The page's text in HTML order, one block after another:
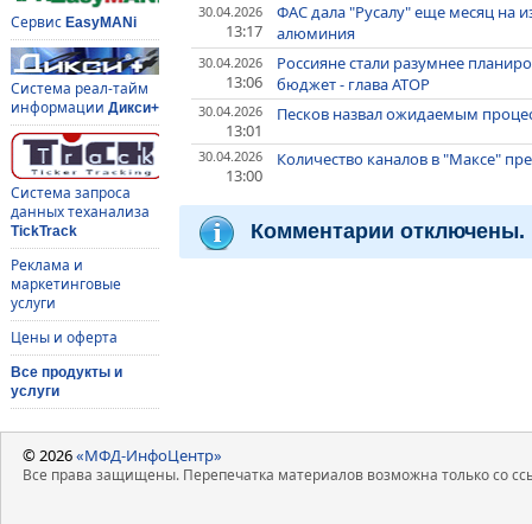
Сервис EasyMANi
Система реал-тайм
информации Дикси+
Система запроса
данных теханализа
TickTrack
Реклама и
маркетинговые
услуги
Цены и оферта
Все продукты и
услуги
30.04.2026
13:17
ФАС дала "Русалу" еще месяц на
алюминия
30.04.2026
13:06
Россияне стали разумнее
бюджет - глава АТОР
30.04.2026
13:01
Песков назвал ожидаемым
30.04.2026
13:00
Количество каналов в "Максе"
Комментарии отключены.
© 2026«МФД-ИнфоЦентр»
Все права защищены. Перепечатка материалов возможна только со